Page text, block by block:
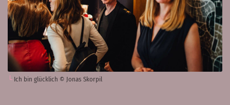
Ich bin glücklich © Jonas Skorpil